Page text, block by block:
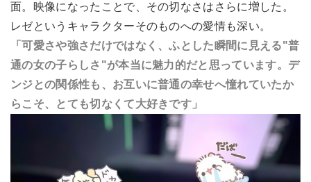
面。映像になったことで、その切なさはさらに増した。
レゼというキャラクターそのものへの愛情も深い。
「可愛さや強さだけではなく、ふとした瞬間に見える"普
通の女の子らしさ"が本当に魅力的だと思っています。デ
ンジとの関係性も、お互いに普通の幸せへ憧れていたか
らこそ、とても切なくて大好きです」